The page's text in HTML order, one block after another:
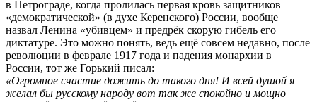
в Петрограде, когда пролилась первая кровь защитников
«демократической» (в духе Керенского) России, вообще
назвал Ленина «убивцем» и предрёк скорую гибель его
диктатуре. Это можно понять, ведь ещё совсем недавно, после
революции в феврале 1917 года и падения монархии в
России, тот же Горький писал:
«Огромное счастие дожить до такого дня! И всей душой я
желал бы русскому народу вот так же спокойно и мощно